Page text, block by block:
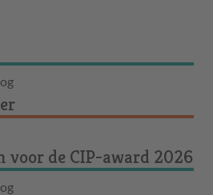
voor de CIP-award 2026